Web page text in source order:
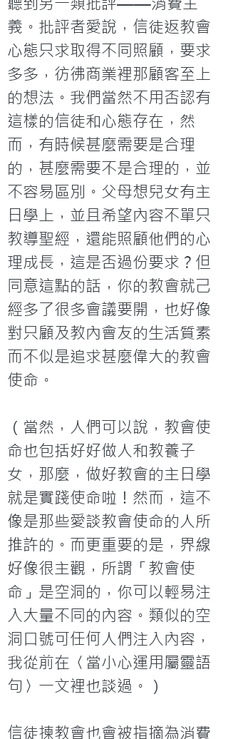
義。批評者愛說，信徒返教會
心態只求取得不同照顧，要求
多多，彷彿商業裡那顧客至上
的想法。我們當然不用否認有
這樣的信徒和心態存在，然
而，有時候甚麼需要是合理
的，甚麼需要不是合理的，並
不容易區別。父母想兒女有主
日學上，並且希望內容不單只
教導聖經，還能照顧他們的心
理成長，這是否過份要求？但
同意這點的話，你的教會就己
經多了很多會議要開，也好像
對只顧及教內會友的生活質素
而不似是追求甚麼偉大的教會
使命。
（當然，人們可以說，教會使
命也包括好好做人和教養子
女，那麼，做好教會的主日學
就是實踐使命啦！然而，這不
像是那些愛談教會使命的人所
推許的。而更重要的是，界線
好像很主觀，所謂「教會使
命」是空洞的，你可以輕易注
入大量不同的內容。類似的空
洞口號可任何人們注入內容，
我從前在〈當小心運用屬靈語
句〉一文裡也談過。）
信徒揀教會也會被指摘為消費